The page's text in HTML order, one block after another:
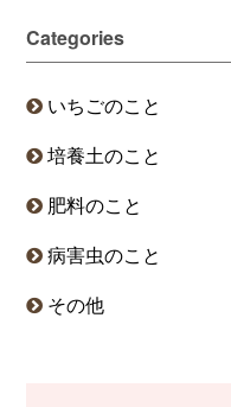
Categories
いちごのこと
培養土のこと
肥料のこと
病害虫のこと
その他